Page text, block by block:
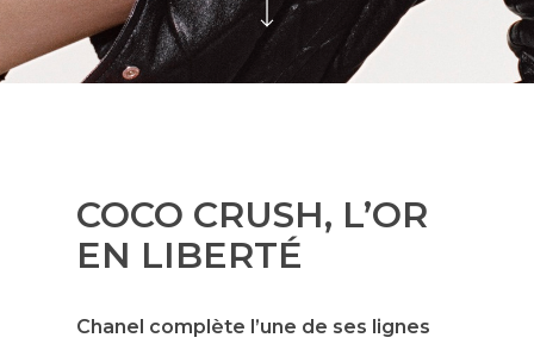
COCO CRUSH, L’OR
EN LIBERTÉ
Chanel complète l’une de ses lignes